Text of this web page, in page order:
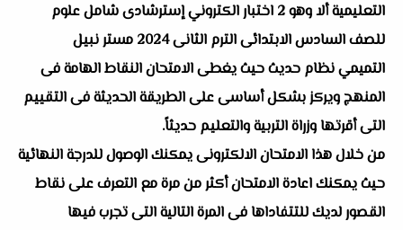
التعليمية ألا وهو 2 اختبار الكتروني إسترشادى شامل علوم
للصف السادس الابتدائى الترم الثانى 2024 مستر نبيل
التميمي نظام حديث حيث يغطى الامتحان النقاط الهامة فى
المنهج ويركز بشكل أساسى على الطريقة الحديثة فى التقييم
التى أقرتها وزراة التربية والتعليم حديثاً.
من خلال هذا الامتحان الالكترونى يمكنك الوصول للدرجة النهائية
حيث يمكنك اعادة الامتحان أكثر من مرة مع التعرف على نقاط
القصور لديك للتتفاداها فى المرة التالية التى تجرب فيها